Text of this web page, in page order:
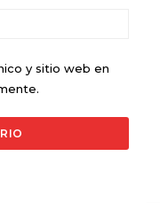
y sitio web en